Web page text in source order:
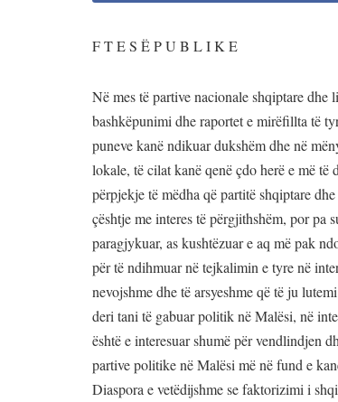
F T E S Ë P U B L I K E
Në mes të partive nacionale shqiptare
bashkëpunimi dhe raportet e mirëfillta të
puneve kanë ndikuar dukshëm dhe në
lokale, të cilat kanë qenë çdo herë e më
përpjekje të mëdha që partitë shqiptare
çështje me interes të përgjithshëm, por pa
paragjykuar, as kushtëzuar e aq më pak
për të ndihmuar në tejkalimin e tyre në
nevojshme dhe të arsyeshme që të ju
deri tani të gabuar politik në Malësi, në
është e interesuar shumë për vendlindjen
partive politike në Malësi më në fund e
Diaspora e vetëdijshme se faktorizimi i